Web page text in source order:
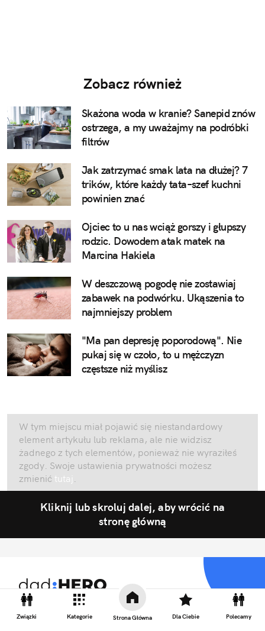
Związki Kategorie Strona Główna Dla Ciebie Polecamy
Zobacz również
Skażona woda w kranie? Sanepid znów
ostrzega, a my uważajmy na podróbki
filtrów
Jak zatrzymać smak lata na dłużej? 7
trików, które każdy tata–szef kuchni
powinien znać
Ojciec to u nas wciąż gorszy i głupszy
rodzic. Dowodem atak matek na
Marcina Hakiela
W deszczową pogodę nie zostawiaj
zabawek na podwórku. Ukąszenia to
najmniejszy problem
"Ma pan depresję poporodową". Nie
pukaj się w czoło, to u mężczyzn
częstsze niż myślisz
W tym miejscu miał pojawić się niestandardowy
element artykułu lub reklama, ale nie widzisz
żadnego z tych elementów, ponieważ nie wyraziłeś
zgody. Swoje ustawienia prywatności możesz
zmienić tutaj .
Kliknij lub skroluj dalej, aby wrócić na
stronę główną
Fajnie być tatą